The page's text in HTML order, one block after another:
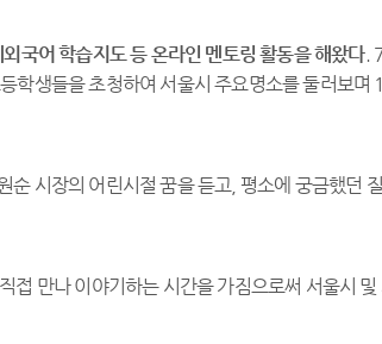
국어 학습지도 등 온라인 멘토링 활동을 해왔다.
학생들을 초청하여 서울시 주요명소를 둘러보며
시장의 어린시절 꿈을 듣고, 평소에 궁금했던
만나 이야기하는 시간을 가짐으로써 서울시 및